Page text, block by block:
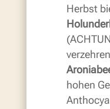
Herbst
hohen